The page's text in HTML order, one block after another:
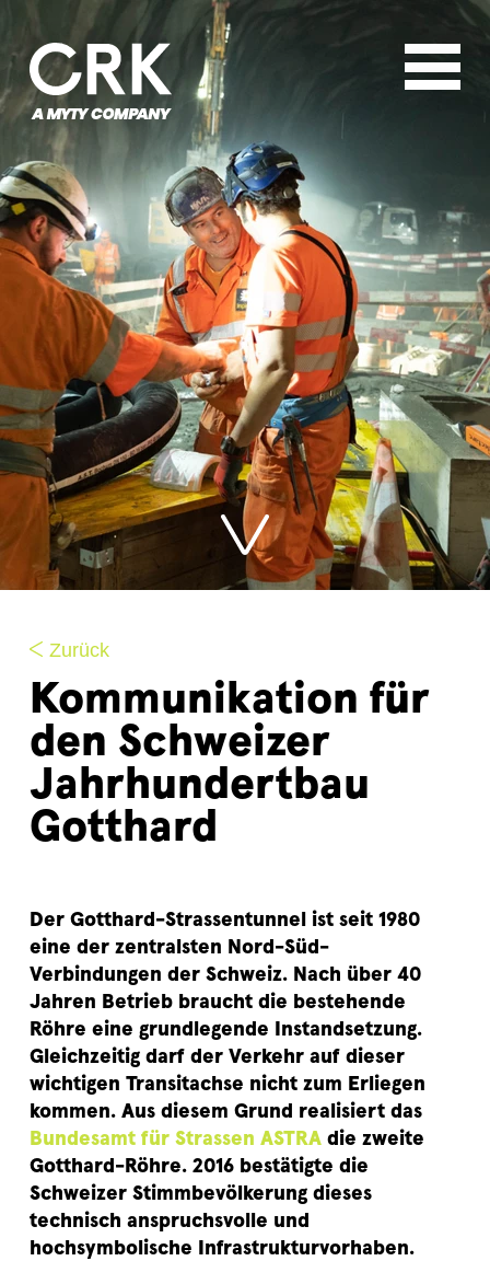
Zurück
Kommunikation für
den Schweizer
Jahrhundertbau
Gotthard
Der Gotthard-Strassentunnel ist seit 1980
eine der zentralsten Nord-Süd-
Verbindungen der Schweiz. Nach über 40
Jahren Betrieb braucht die bestehende
Röhre eine grundlegende Instandsetzung.
Gleichzeitig darf der Verkehr auf dieser
wichtigen Transitachse nicht zum Erliegen
kommen. Aus diesem Grund realisiert das
Bundesamt für Strassen ASTRA die zweite
Gotthard-Röhre.2016 bestätigte die
Schweizer Stimmbevölkerung dieses
technisch anspruchsvolle und
hochsymbolische Infrastrukturvorhaben.